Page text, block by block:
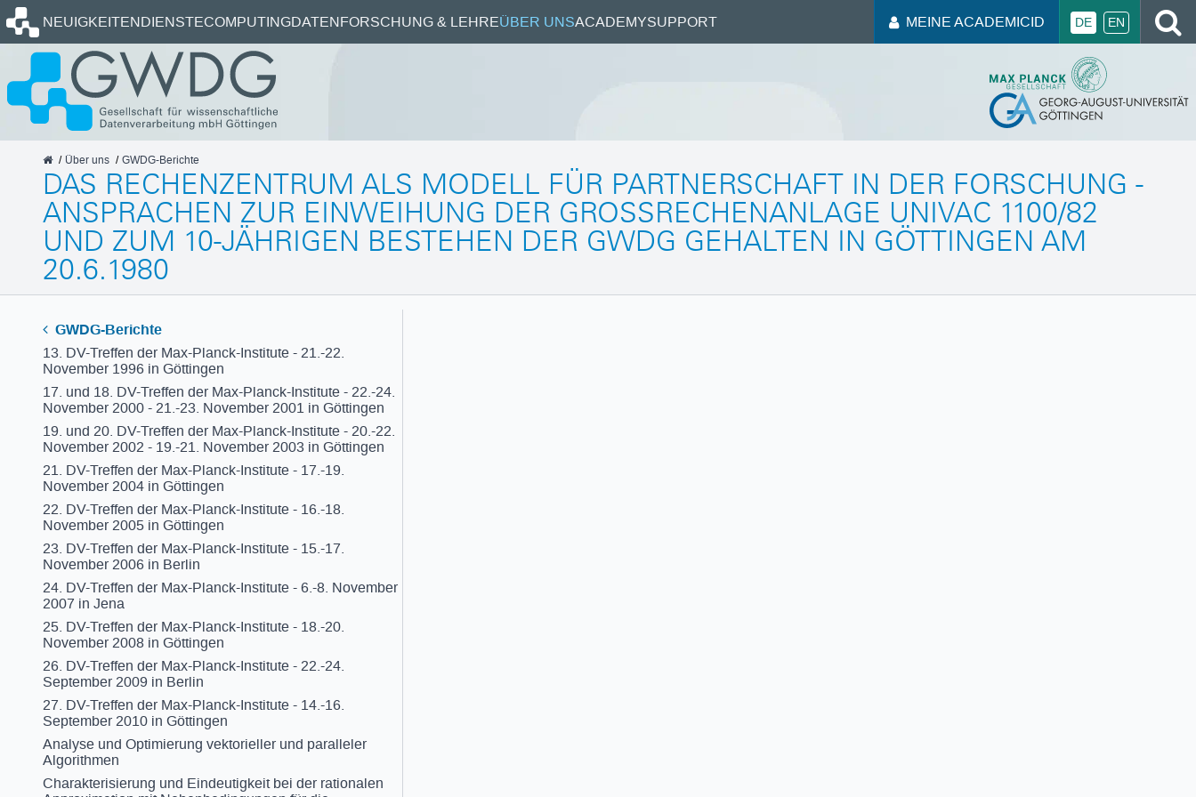
NEUIGKEITENDIENSTECOMPUTINGDATENFORSCHUNG & LEHREÜBER UNSACADEMYSUPPORT MEINE ACADEMICID DE EN
GWDG
Über uns GWDG-Berichte
DAS RECHENZENTRUM ALS MODELL FÜR PARTNERSCHAFT IN DER FORSCHUNG -
ANSPRACHEN ZUR EINWEIHUNG DER GROSSRECHENANLAGE UNIVAC 1100/82 U
ND ZUM 10-JÄHRIGEN BESTEHEN DER GWDG GEHALTEN IN GÖTTINGEN AM 2
0.6.1980
GWDG-Berichte
13. DV-Treffen der Max-Planck-Institute - 21.-22.
November 1996 in Göttingen
17. und 18. DV-Treffen der Max-Planck-Institute - 22.-24.
November 2000 - 21.-23. November 2001 in Göttingen
19. und 20. DV-Treffen der Max-Planck-Institute - 20.-22.
November 2002 - 19.-21. November 2003 in Göttingen
21. DV-Treffen der Max-Planck-Institute - 17.-19.
November 2004 in Göttingen
22. DV-Treffen der Max-Planck-Institute - 16.-18.
November 2005 in Göttingen
23. DV-Treffen der Max-Planck-Institute - 15.-17.
November 2006 in Berlin
24. DV-Treffen der Max-Planck-Institute - 6.-8. November
2007 in Jena
25. DV-Treffen der Max-Planck-Institute - 18.-20.
November 2008 in Göttingen
26. DV-Treffen der Max-Planck-Institute - 22.-24.
September 2009 in Berlin
27. DV-Treffen der Max-Planck-Institute - 14.-16.
September 2010 in Göttingen
Analyse und Optimierung vektorieller und paralleler
Algorithmen
Charakterisierung und Eindeutigkeit bei der rationalen